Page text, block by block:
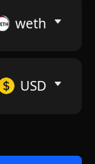
weth
USD